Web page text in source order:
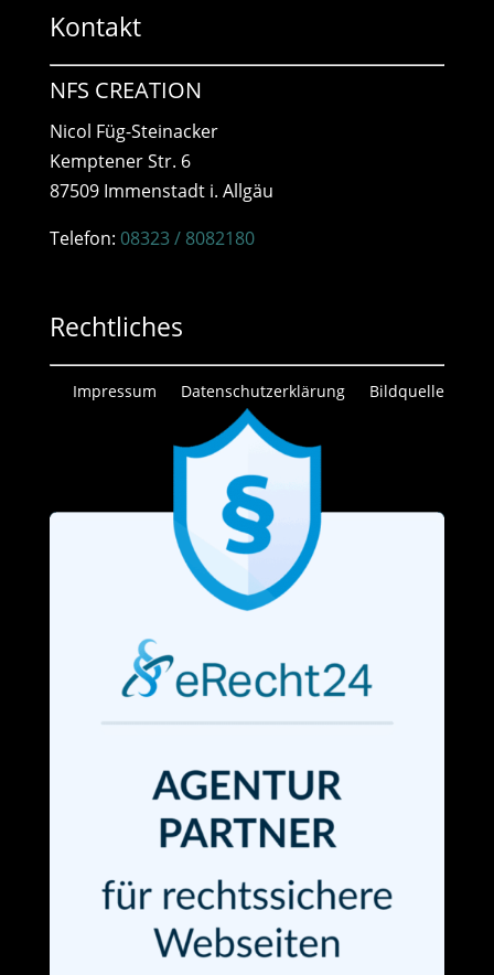
Kontakt
NFS CREATION
Nicol Füg-Steinacker
Kemptener Str. 6
87509 Immenstadt i. Allgäu
Telefon: 08323 / 8082180
Rechtliches
Impressum Datenschutzerklärung Bildquelle